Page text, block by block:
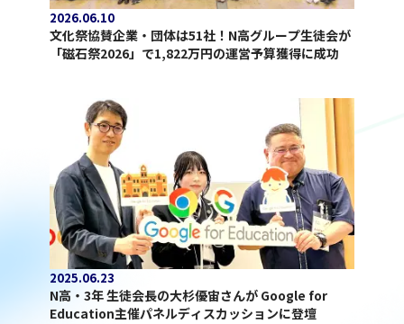
2026.06.10
文化祭協賛企業・団体は51社！N高グループ生徒会が
「磁石祭2026」で1,822万円の運営予算獲得に成功
2025.06.23
N高・3年 生徒会長の大杉優宙さんが Google for
Education主催パネルディスカッションに登壇